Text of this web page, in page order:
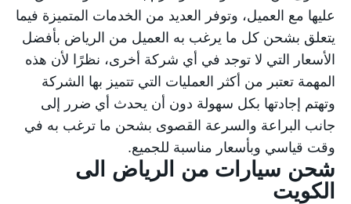
عليها مع العميل، وتوفر العديد من الخدمات المتميزة فيما
يتعلق بشحن كل ما يرغب به العميل من الرياض بأفضل
الأسعار التي لا توجد في أي شركة أخرى، نظرًا لأن هذه
المهمة تعتبر من أكثر العمليات التي تتميز بها الشركة
وتهتم إجادتها بكل سهولة دون أن يحدث أي ضرر إلى
جانب البراعة والسرعة القصوى بشحن ما ترغب به في
وقت قياسي وبأسعار مناسبة للجميع.
شحن سيارات من الرياض الى
الكويت